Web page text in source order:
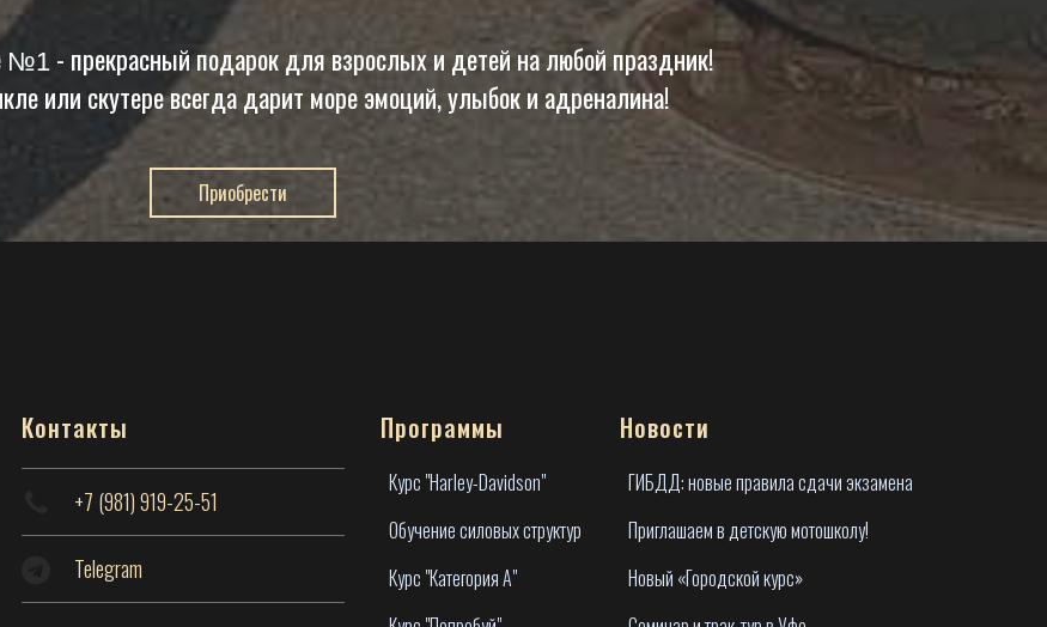
№1 - прекрасный подарок для взрослых и детей на любой праздник!
или скутере всегда дарит море эмоций, улыбок и адреналина!
Приобрести
Контакты
+7 (981) 919-25-51
Telegram
Программы
Курс "Harley-Davidson"
Обучение силовых структур
Курс "Категория А"
Новости
ГИБДД: новые правила сдачи экзамена
Приглашаем в детскую мотошколу!
Новый «Городской курс»